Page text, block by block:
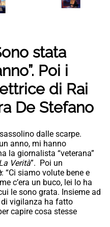
stata
. Poi i
di Rai
De Stefano
dalle scarpe.
anno, mi hanno
la giornalista “veterana”
Verità”. Poi un
: “Ci siamo volute bene e
c’era un buco, lei lo ha
le sono grata. Insieme ad
vigilanza ha fatto
capire cosa stesse